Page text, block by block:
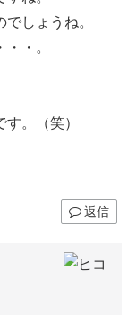
しょうね。
・。
。（笑）
返信